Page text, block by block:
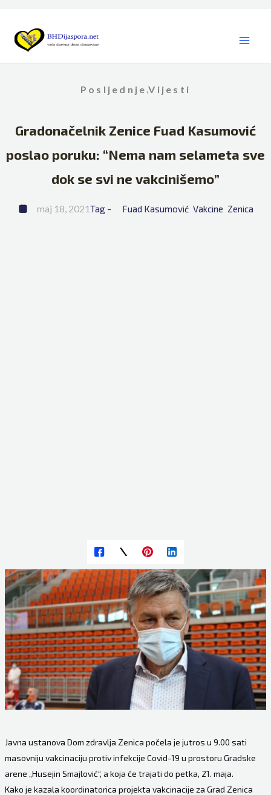
content
Posljednje ,Vijesti
Gradonačelnik Zenice Fuad Kasumović
poslao poruku: “Nema nam selameta sve
dok se svi ne vakcinišemo”
maj 18, 2021Tag - Fuad Kasumović Vakcine Zenica
Javna ustanova Dom zdravlja Zenica počela je jutros u 9.00 sati
masovniju vakcinaciju protiv infekcije Covid-19 u prostoru Gradske
arene „Husejin Smajlović“, a koja će trajati do petka, 21. maja.
Kako je kazala koordinatorica projekta vakcinacije za Grad Zenica